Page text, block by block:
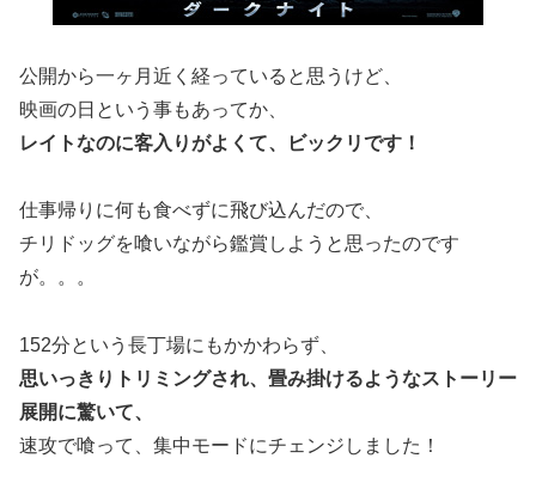
公開から一ヶ月近く経っていると思うけど、
映画の日という事もあってか、
レイトなのに客入りがよくて、ビックリです！
仕事帰りに何も食べずに飛び込んだので、
チリドッグを喰いながら鑑賞しようと思ったのです
が。。。
152分という長丁場にもかかわらず、
思いっきりトリミングされ、畳み掛けるようなストーリー
展開に驚いて、
速攻で喰って、集中モードにチェンジしました！